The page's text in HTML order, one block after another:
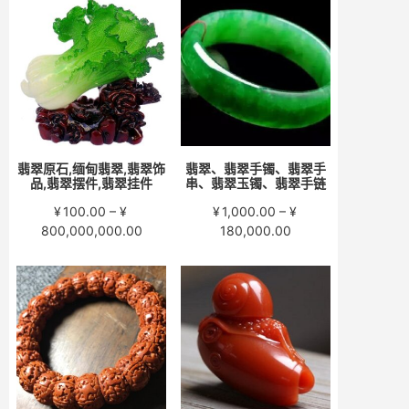
¥200.00
至
¥15,000.00
至
¥58,000.00
翡翠原石,缅甸翡翠,翡翠饰
品,翡翠摆件,翡翠挂件
¥100.00 – ¥
800,000,000.00价
范
围：
¥100.00
至
¥800,000,000.00
翡翠、翡翠手镯、翡翠手
串、翡翠玉镯、翡翠手链
¥1,000.00 – ¥
180,000.00
范
¥180,000.00